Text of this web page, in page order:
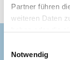
Partner führen
weiteren Daten
Notwendig